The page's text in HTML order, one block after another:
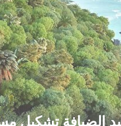
الضيافة تشكيل